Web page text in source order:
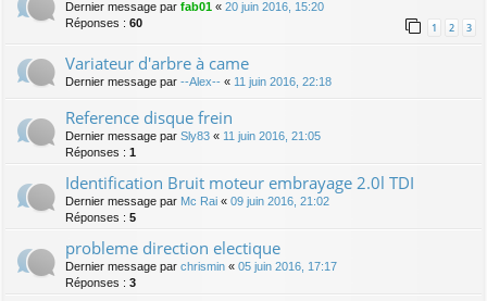
Dernier message par fab01 « 20 juin 2016, 15:20
Réponses : 60 1 2 3
Variateur d'arbre à came
Dernier message par --Alex-- « 11 juin 2016, 22:18
Reference disque frein
Dernier message par Sly83 « 11 juin 2016, 21:05
Réponses : 1
Identification Bruit moteur embrayage 2.0l TDI
Dernier message par Mc Rai « 09 juin 2016, 21:02
Réponses : 5
probleme direction electique
Dernier message par chrismin « 05 juin 2016, 17:17
Réponses : 3